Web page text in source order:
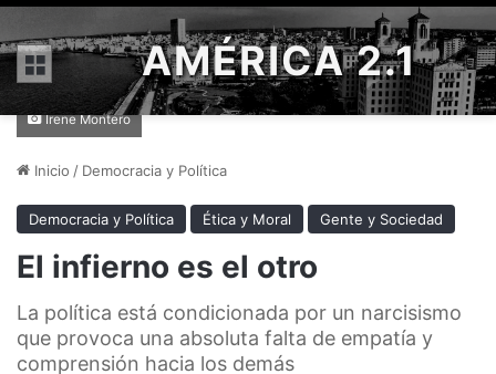
Menú AMÉRICA 2.1
Irene Montero
Inicio / Democracia y Política
Democracia y Política Ética y Moral Gente y Sociedad
El infierno es el otro
La política está condicionada por un narcisismo
que provoca una absoluta falta de empatía y
comprensión hacia los demás